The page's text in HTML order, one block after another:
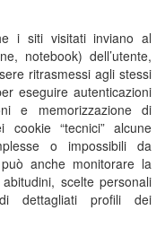
i siti visitati inviano al
notebook) dell’utente,
ritrasmessi agli stessi
eseguire autenticazioni
e memorizzazione di
“tecnici” alcune
o impossibili da
anche monitorare la
scelte personali
dettagliati profili dei